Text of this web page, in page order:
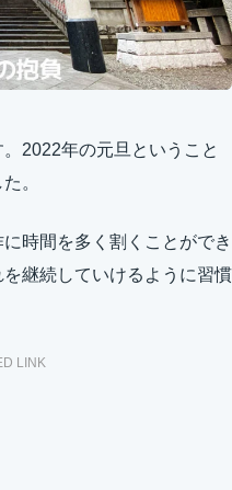
2022年の元旦ということ
。
時間を多く割くことができ
継続していけるように習慣
LINK